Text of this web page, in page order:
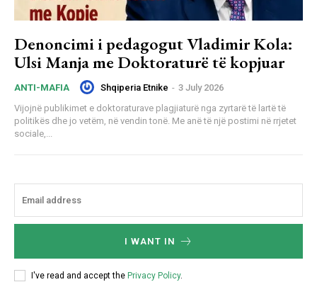
Denoncimi i pedagogut Vladimir Kola:
Ulsi Manja me Doktoraturë të kopjuar
ANTI-MAFIA Shqiperia Etnike - 3 July 2026
Vijojnë publikimet e doktoraturave plagjiaturë nga zyrtarë të lartë të
politikës dhe jo vetëm, në vendin tonë. Me anë të një postimi në rrjetet
sociale,...
I WANT IN
I've read and accept the Privacy Policy.